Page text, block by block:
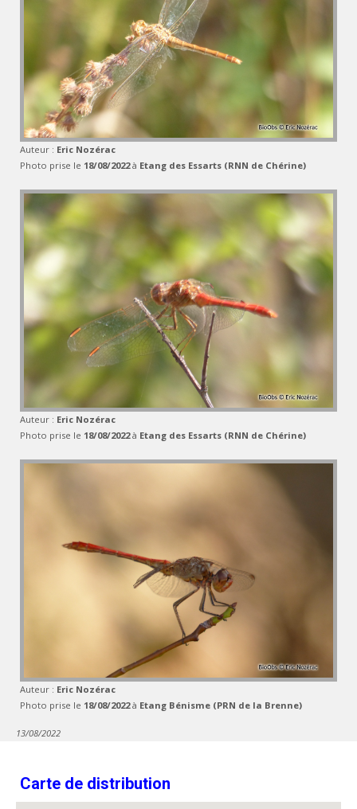
Auteur : Eric Nozérac
Photo prise le 18/08/2022à Etang des Essarts (RNN de Chérine)
Auteur : Eric Nozérac
Photo prise le 18/08/2022à Etang des Essarts (RNN de Chérine)
Auteur : Eric Nozérac
Photo prise le 18/08/2022à Etang Bénisme (PRN de la Brenne)
13/08/2022
Carte de distribution